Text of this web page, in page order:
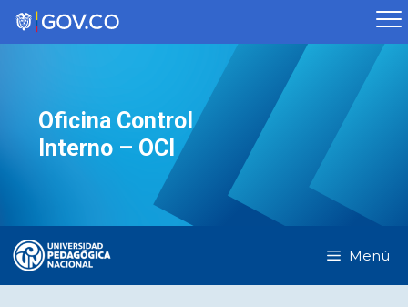
Saltar
Oficina Control
Interno – OCI
Menú